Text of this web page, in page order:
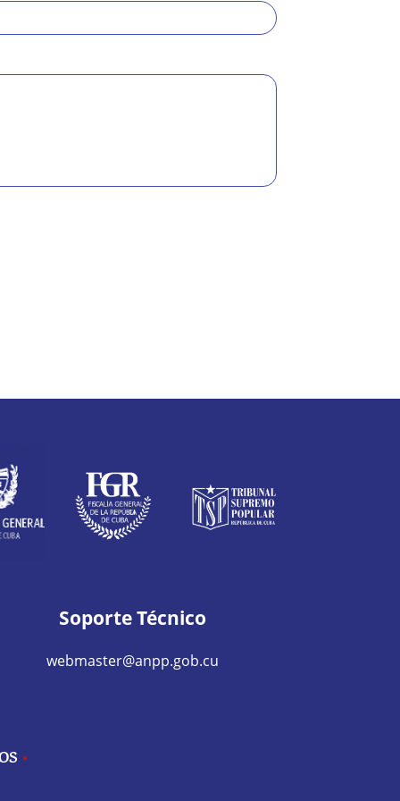
Soporte Técnico
webmaster@anpp.gob.cu